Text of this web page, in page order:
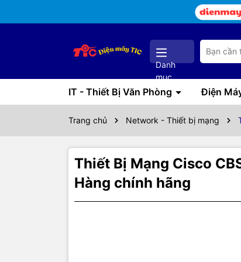
Danh
mục
IT - Thiết Bị Văn Phòng Điện
Trang chủ Network - Thiết bị mạng
Thiết Bị Mạng Cisco
Hàng chính hãng
chi